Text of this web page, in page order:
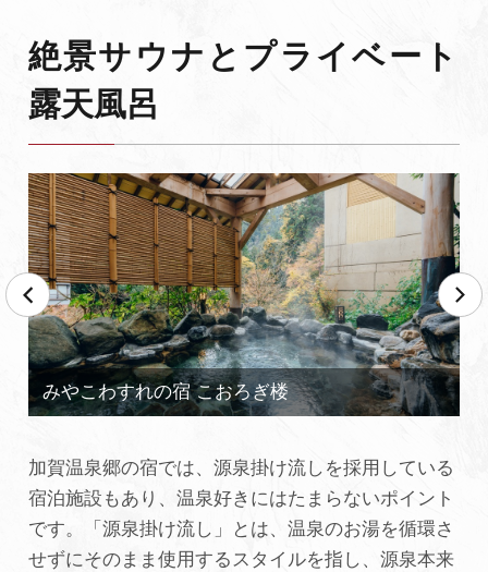
絶景サウナとプライベート
露天風呂
加賀温泉郷の宿では、源泉掛け流しを採用している
宿泊施設もあり、温泉好きにはたまらないポイント
です。「源泉掛け流し」とは、温泉のお湯を循環さ
せずにそのまま使用するスタイルを指し、源泉本来